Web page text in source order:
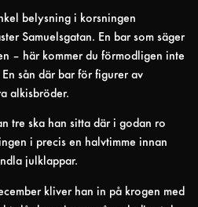
belysning i korsningen
Samuelsgatan. En bar som säger
– här kommer du förmodligen inte
sån där bar för figurer av
alkisbröder.
tre ska han sitta där i godan ro
i precis en halvtimme innan
julklappar.
kliver han in på krogen med